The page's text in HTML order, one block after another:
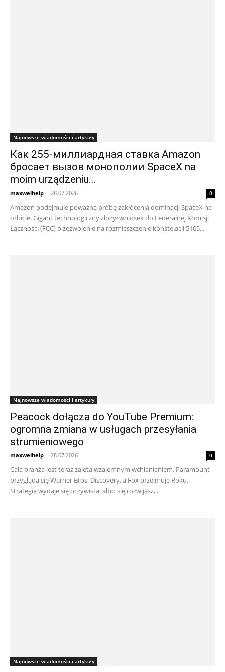
Najnowsze wiadomości i artykuły
Как 255-миллиардная ставка Amazon
бросает вызов монополии SpaceX na
moim urządzeniu...
maxwelhelp - 28.07.2026 0
Amazon podejmuje poważną próbę zakłócenia dominacji SpaceX na
orbicie. Gigant technologiczny złożył wniosek do Federalnej Komisji
Łączności (FCC) o zezwolenie na rozmieszczenie konstelacji 5105...
Najnowsze wiadomości i artykuły
Peacock dołącza do YouTube Premium:
ogromna zmiana w usługach przesyłania
strumieniowego
maxwelhelp - 28.07.2026 0
Cała branża jest teraz zajęta wzajemnym wchłanianiem. Paramount
przygląda się Warner Bros. Discovery, a Fox przejmuje Roku.
Strategia wydaje się oczywista: albo się rozwijasz,...
Najnowsze wiadomości i artykuły